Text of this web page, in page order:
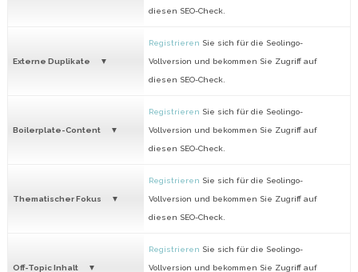
diesen SEO-Check.
Externe Duplikate
Registrieren Sie sich für die Seolingo-
Vollversion und bekommen Sie Zugriff auf
diesen SEO-Check.
Boilerplate-Content
Registrieren Sie sich für die Seolingo-
Vollversion und bekommen Sie Zugriff auf
diesen SEO-Check.
Thematischer Fokus
Registrieren Sie sich für die Seolingo-
Vollversion und bekommen Sie Zugriff auf
diesen SEO-Check.
Off-Topic Inhalt
Registrieren Sie sich für die Seolingo-
Vollversion und bekommen Sie Zugriff auf